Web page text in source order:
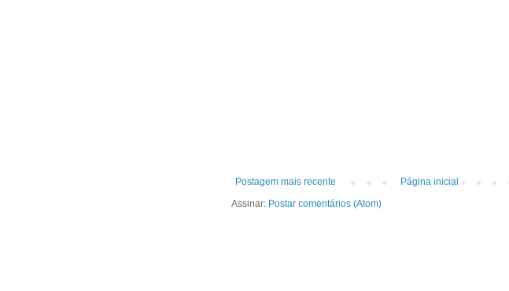
Postagem mais recente
Página inicial
Assinar: Postar comentários (Atom)